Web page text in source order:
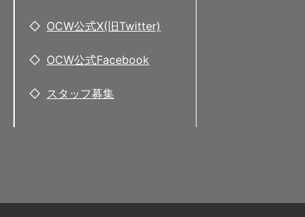
OCW公式X(旧Twitter)
OCW公式Facebook
スタッフ募集